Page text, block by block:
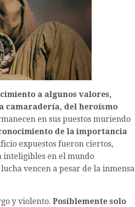
a algunos valores,
camaradería, del heroísmo
en sus puestos muriendo
de la importancia
expuestos fueron ciertos,
inteligibles en el mundo
vencen a pesar de la inmensa
y violento. Posiblemente solo